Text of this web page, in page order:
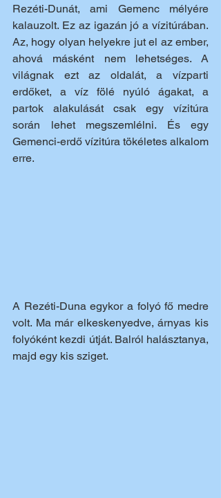
Rezéti-Dunát, ami Gemenc mélyére
kalauzolt. Ez az igazán jó a vízitúrában.
Az, hogy olyan helyekre jut el az ember,
ahová másként nem lehetséges. A
világnak ezt az oldalát, a vízparti
erdőket, a víz fölé nyúló ágakat, a
partok alakulását csak egy vízitúra
során lehet megszemlélni. És egy
Gemenci-erdő vízitúra tökéletes alkalom
erre.
A Rezéti-Duna egykor a folyó fő medre
volt. Ma már elkeskenyedve, árnyas kis
folyóként kezdi útját. Balról halásztanya,
majd egy kis sziget.